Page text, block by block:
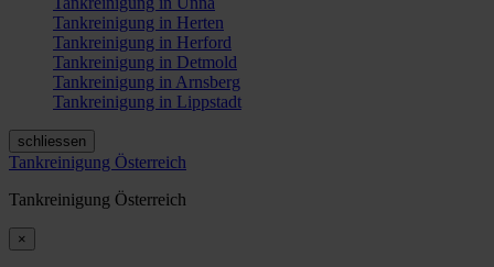
Tankreinigung in Herten
Tankreinigung in Herford
Tankreinigung in Detmold
Tankreinigung in Arnsberg
Tankreinigung in Lippstadt
schliessen
Tankreinigung Österreich
Tankreinigung Österreich
×